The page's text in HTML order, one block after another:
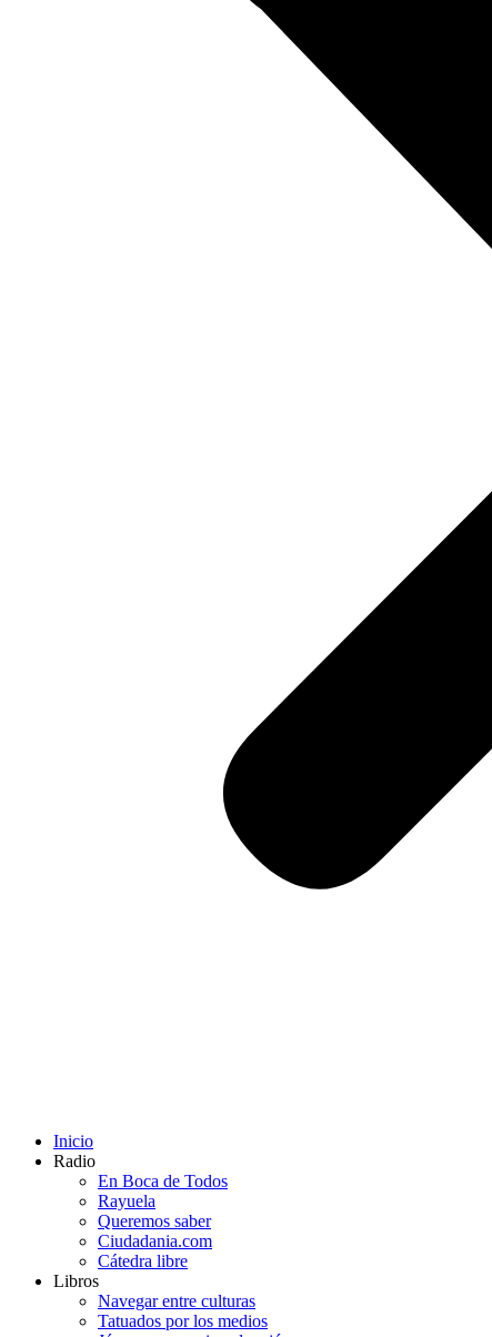
Inicio
Radio
En Boca de Todos
Rayuela
Queremos saber
Ciudadania.com
Cátedra libre
Libros
Navegar entre culturas
Tatuados por los medios